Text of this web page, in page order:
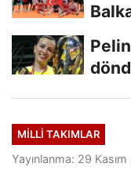
MILLI TAKIMLAR
Yayınlanma: 29